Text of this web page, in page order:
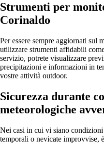
Strumenti per
Corinaldo
Per essere sempre aggiornati sul
utilizzare strumenti affidabili
servizio, potrete visualizzare
precipitazioni e informazioni in
vostre attività outdoor.
Sicurezza durante
meteorologiche
Nei casi in cui vi siano
temporali o nevicate improvvise,